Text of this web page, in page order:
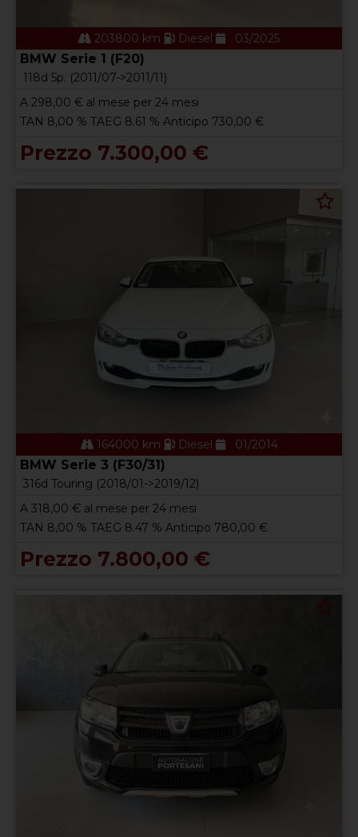
203800 km Diesel 03/2025
BMW Serie 1 (F20)
118d 5p. (2011/07->2011/11)
A 298,00 € al mese per 24 mesi
TAN 8,00 % TAEG 8.61 % Anticipo 730,00 €
Prezzo 7.300,00 €
164000 km Diesel 01/2014
BMW Serie 3 (F30/31)
316d Touring (2018/01->2019/12)
A 318,00 € al mese per 24 mesi
TAN 8,00 % TAEG 8.47 % Anticipo 780,00 €
Prezzo 7.800,00 €